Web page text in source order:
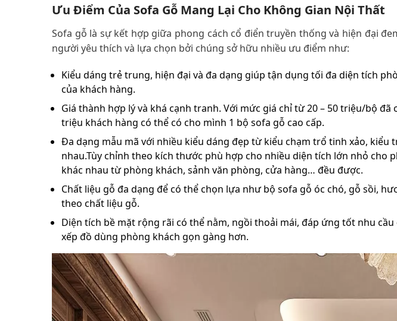
Ưu Điểm Của Sofa Gỗ Mang Lại Cho Không Gian Nội Thất
Sofa gỗ là sự kết hợp giữa phong cách cổ điển truyền thống và hiện đại
người yêu thích và lựa chọn bởi chúng sở hữu nhiều ưu điểm như:
Kiểu dáng trẻ trung, hiện đại và đa dạng giúp tận dụng tối đa diện tích
của khách hàng.
Giá thành hợp lý và khá cạnh tranh. Với mức giá chỉ từ 20 – 50 triệu/bộ
triệu khách hàng có thể có cho mình 1 bộ sofa gỗ cao cấp.
Đa dạng mẫu mã với nhiều kiểu dáng đẹp từ kiểu chạm trổ tinh xảo,
nhau.Tùy chỉnh theo kích thước phù hợp cho nhiều diện tích lớn nhỏ
khác nhau từ phòng khách, sảnh văn phòng, cửa hàng… đều được.
Chất liệu gỗ đa dạng để có thể chọn lựa như bộ sofa gỗ óc chó, gỗ sồi,
theo chất liệu gỗ.
Diện tích bề mặt rộng rãi có thể nằm, ngồi thoải mái, đáp ứng tốt nhu
xếp đồ dùng phòng khách gọn gàng hơn.